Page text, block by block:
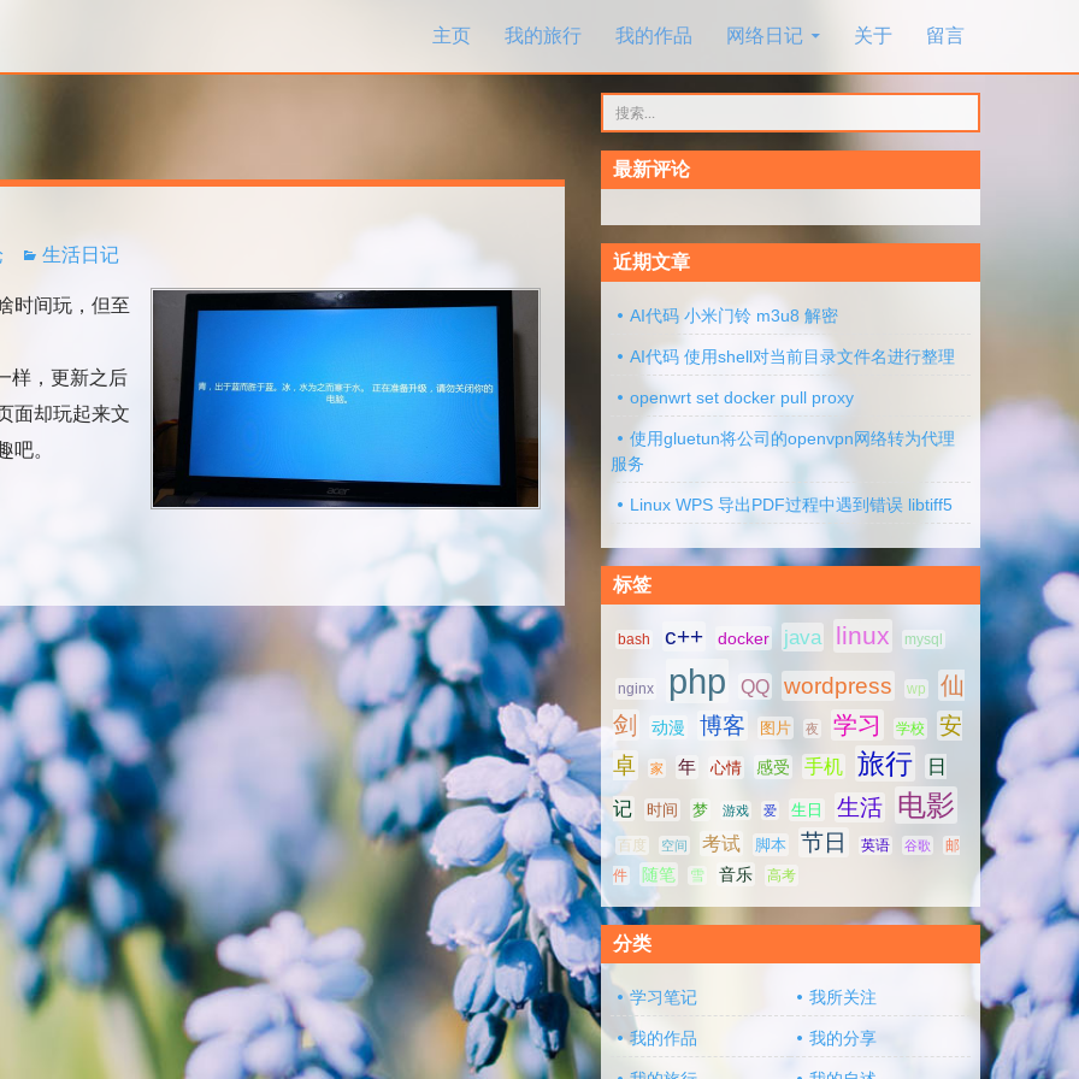
主页
我的旅行 我的作品 网络日记 关于 留言
生活日记
间玩，但至
，更新之后
面却玩起来文
吧。
索：
最新评论
近期文章
AI代码 小米门铃 m3u8 解密
AI代码 使用shell对当前目录文件名进行整理
openwrt set docker pull proxy
使用gluetun将公司的openvpn网络转为代理
服务
Linux WPS 导出PDF过程中遇到错误 libtiff5
标签
bash c++ docker java linux mysql
nginx php QQ wordpress wp
仙
剑
动漫 博客 图片 夜 学习 学校
安
卓
家 年 心情 感受 手机 旅行 日
记 时间 梦 游戏 爱 生日 生活 电影
百度 空间 考试 脚本 节日 英语 谷歌 邮
件 随笔 雪 音乐 高考
分类
学习笔记 我所关注
我的作品 我的分享